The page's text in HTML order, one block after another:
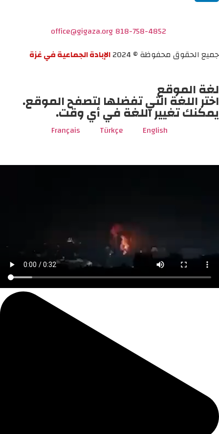
818-758-4852
office@gigaza.org
جميع الحقوق محفوظة © 2024
الإبادة الجماعية في غزة
لغة الموقع
اختر اللغة التي تفضلها لتصفح الموقع.
يمكنك تغيير اللغة في أي وقت.
English
Türkçe
Français